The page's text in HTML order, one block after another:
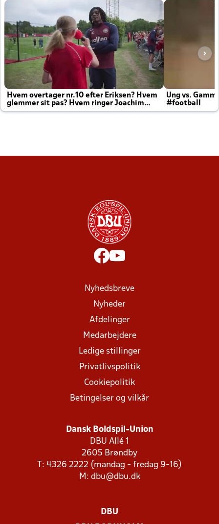
Hvem overtager nr.10 efter Eriksen? Hvem
glemmer sit pas? Hvem ringer Joachim
altid til efter kampe?
Ung vs.
#football
Nyhedsbreve
Nyheder
Afdelinger
Medarbejdere
Ledige stillinger
Privatlivspolitik
Cookiepolitik
Betingelser og vilkår
Dansk Boldspil-Union
DBU Allé 1
2605 Brøndby
T: 4326 2222 (mandag - fredag 9-16)
M: dbu@dbu.dk
DBU